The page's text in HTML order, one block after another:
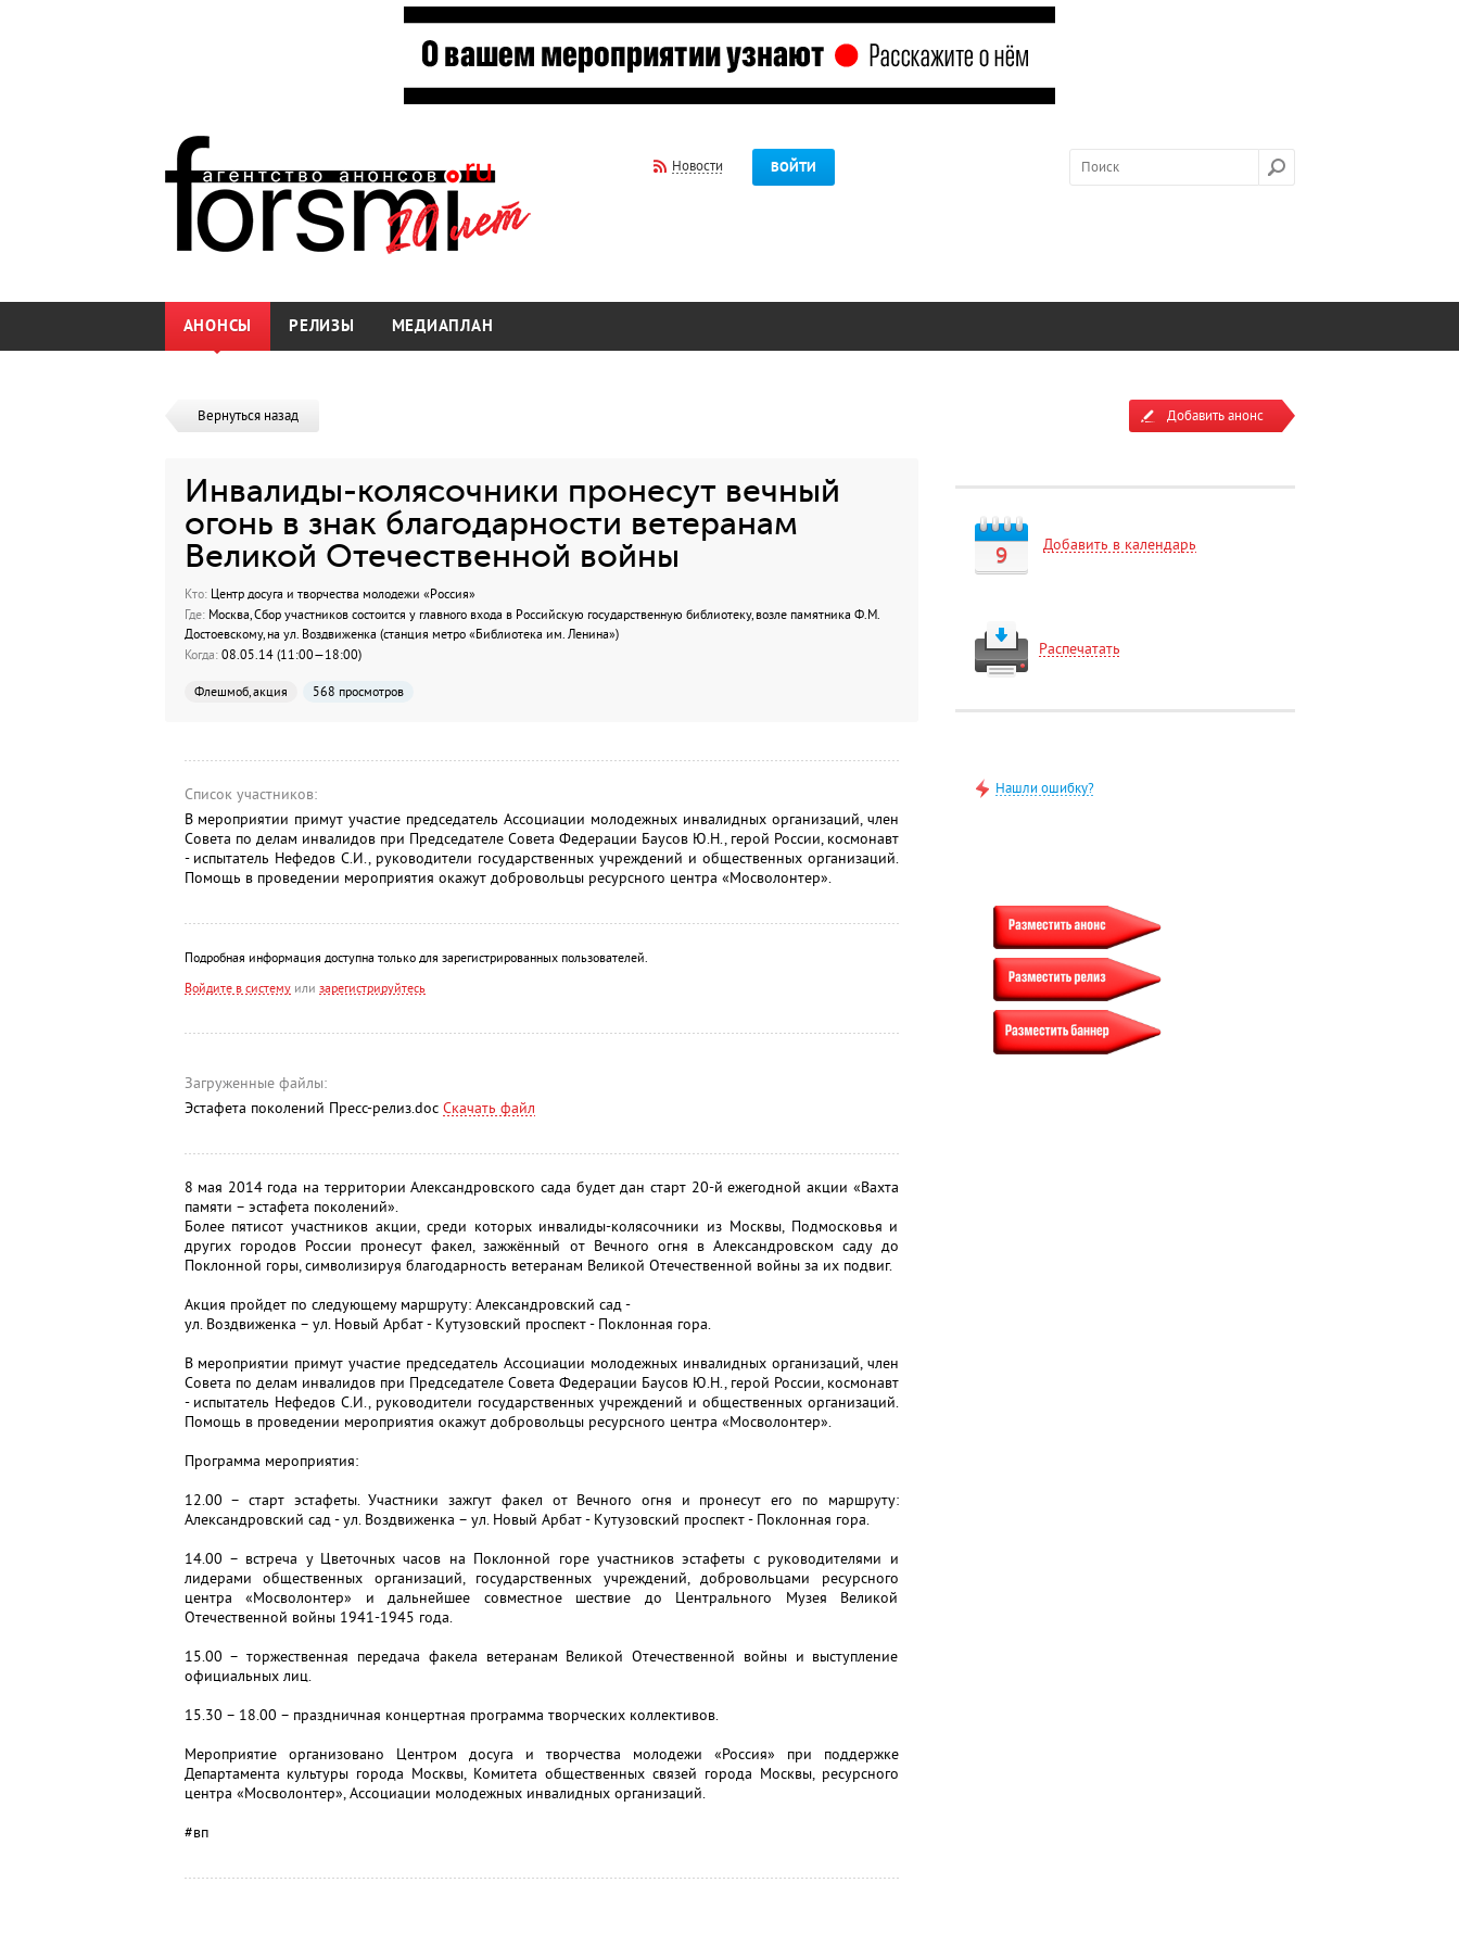
Новости ВОЙТИ
АНОНСЫ РЕЛИЗЫ МЕДИАПЛАН
Вернуться назад
Инвалиды-колясочники пронесут вечный
огонь в знак благодарности ветеранам
Великой Отечественной войны
Кто:Центр досуга и творчества молодежи «Россия»
Где:Москва, Сбор участников состоится у главного входа в Российскую государственную библиотеку, возле памятника Ф.М.
Достоевскому, на ул. Воздвиженка (станция метро «Библиотека им. Ленина»)
Когда:08.05.14 (11:00—18:00)
Флешмоб, акция 568 просмотров
Список участников:
В мероприятии примут участие председатель Ассоциации молодежных инвалидных организаций, член
Совета по делам инвалидов при Председателе Совета Федерации Баусов Ю.Н., герой России, космонавт
- испытатель Нефедов С.И., руководители государственных учреждений и общественных организаций.
Помощь в проведении мероприятия окажут добровольцы ресурсного центра «Мосволонтер».
Подробная информация доступна только для зарегистрированных пользователей.
Войдите в системуили зарегистрируйтесь
Загруженные файлы:
Эстафета поколений Пресс-релиз.doc Скачать файл
8 мая 2014 года на территории Александровского сада будет дан старт 20-й ежегодной акции «Вахта
памяти – эстафета поколений».
Более пятисот участников акции, среди которых инвалиды-колясочники из Москвы, Подмосковья и
других городов России пронесут факел, зажжённый от Вечного огня в Александровском саду до
Поклонной горы, символизируя благодарность ветеранам Великой Отечественной войны за их подвиг.
Акция пройдет по следующему маршруту: Александровский сад -
ул. Воздвиженка – ул. Новый Арбат - Кутузовский проспект - Поклонная гора.
В мероприятии примут участие председатель Ассоциации молодежных инвалидных организаций, член
Совета по делам инвалидов при Председателе Совета Федерации Баусов Ю.Н., герой России, космонавт
- испытатель Нефедов С.И., руководители государственных учреждений и общественных организаций.
Помощь в проведении мероприятия окажут добровольцы ресурсного центра «Мосволонтер».
Программа мероприятия:
12.00 – старт эстафеты. Участники зажгут факел от Вечного огня и пронесут его по маршруту:
Александровский сад - ул. Воздвиженка – ул. Новый Арбат - Кутузовский проспект - Поклонная гора.
14.00 – встреча у Цветочных часов на Поклонной горе участников эстафеты с руководителями и
лидерами общественных организаций, государственных учреждений, добровольцами ресурсного
центра «Мосволонтер» и дальнейшее совместное шествие до Центрального Музея Великой
Отечественной войны 1941-1945 года.
15.00 – торжественная передача факела ветеранам Великой Отечественной войны и выступление
официальных лиц.
15.30 – 18.00 – праздничная концертная программа творческих коллективов.
Мероприятие организовано Центром досуга и творчества молодежи «Россия» при поддержке
Департамента культуры города Москвы, Комитета общественных связей города Москвы, ресурсного
центра «Мосволонтер», Ассоциации молодежных инвалидных организаций.
#вп
Добавить анонс
9 Добавить в календарь
Распечатать
Нашли ошибку?